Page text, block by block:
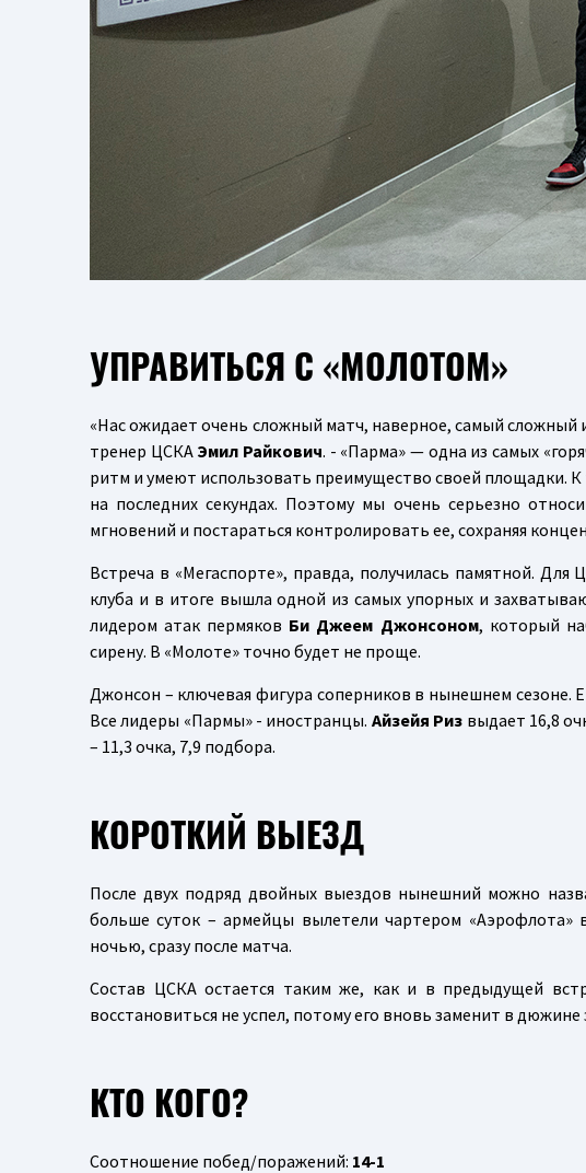
УПРАВИТЬСЯ С «МОЛОТОМ»
«Нас ожидает очень сложный матч, наверное, самый сложный
тренер ЦСКА Эмил Райкович. - «Парма» — одна из самых
ритм и умеют использовать преимущество своей площадки.
на последних секундах. Поэтому мы очень серьезно
мгновений и постараться контролировать ее, сохраняя
Встреча в «Мегаспорте», правда, получилась памятной.
клуба и в итоге вышла одной из самых упорных и
лидером атак пермяков Би Джеем Джонсоном, который
сирену. В «Молоте» точно будет не проще.
Джонсон – ключевая фигура соперников в нынешнем сезоне.
Все лидеры «Пармы» - иностранцы. Айзейя Риз выдает 16,8
– 11,3 очка, 7,9 подбора.
КОРОТКИЙ ВЫЕЗД
После двух подряд двойных выездов нынешний можно
больше суток – армейцы вылетели чартером «Аэрофлота»
ночью, сразу после матча.
Состав ЦСКА остается таким же, как и в предыдущей
восстановиться не успел, потому его вновь заменит в
КТО КОГО?
Соотношение побед/поражений: 14-1